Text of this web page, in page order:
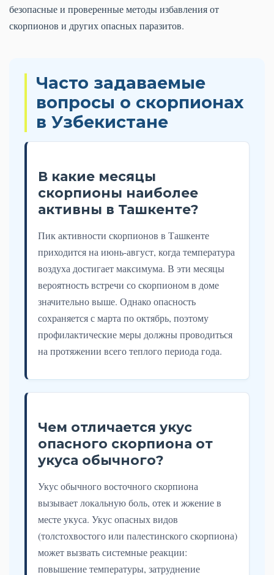
безопасные и проверенные методы избавления от
скорпионов и других опасных паразитов.
Часто задаваемые
вопросы о скорпионах
в Узбекистане
В какие месяцы
скорпионы наиболее
активны в Ташкенте?
Пик активности скорпионов в Ташкенте
приходится на июнь-август, когда температура
воздуха достигает максимума. В эти месяцы
вероятность встречи со скорпионом в доме
значительно выше. Однако опасность
сохраняется с марта по октябрь, поэтому
профилактические меры должны проводиться
на протяжении всего теплого периода года.
Чем отличается укус
опасного скорпиона от
укуса обычного?
Укус обычного восточного скорпиона
вызывает локальную боль, отек и жжение в
месте укуса. Укус опасных видов
(толстохвостого или палестинского скорпиона)
может вызвать системные реакции:
повышение температуры, затруднение